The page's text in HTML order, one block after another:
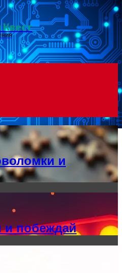
Menu
Квест
и
и побеждай